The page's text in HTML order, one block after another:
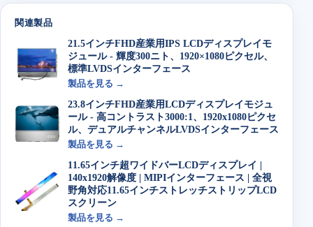
関連製品
21.5インチFHD産業用IPS LCDディスプレイモ
ジュール - 輝度300ニト、1920×1080ピクセル、
標準LVDSインターフェース
製品を見る →
23.8インチFHD産業用LCDディスプレイモジュ
ール - 高コントラスト3000:1、1920x1080ピクセ
ル、デュアルチャンネルLVDSインターフェース
製品を見る →
11.65インチ超ワイドバーLCDディスプレイ |
140x1920解像度 | MIPIインターフェース | 全視
野角対応11.65インチストレッチストリップLCD
スクリーン
製品を見る →